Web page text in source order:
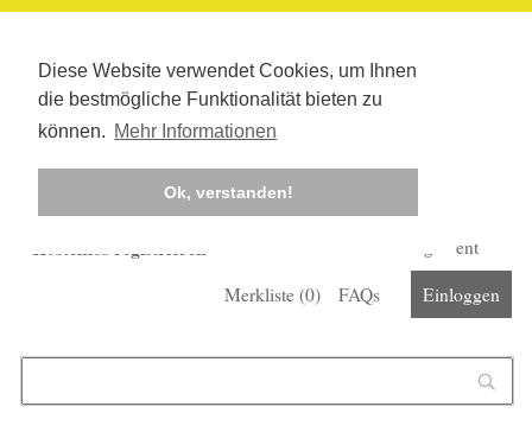
Diese Website verwendet Cookies, um Ihnen
die bestmögliche Funktionalität bieten zu
können. Mehr Informationen
Ok, verstanden!
Kostenlos registrieren
Corona-Management
Merkliste (0) FAQs Einloggen